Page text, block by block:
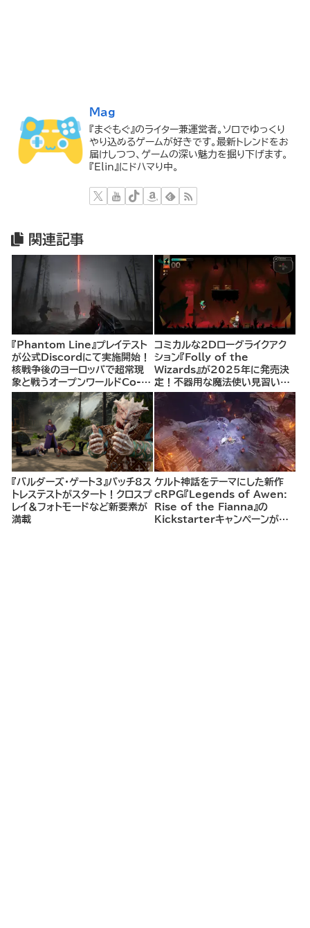
Mag
『まぐもぐ』のライター兼運営者。ソロでゆっくり
やり込めるゲームが好きです。最新トレンドをお
届けしつつ、ゲームの深い魅力を掘り下げます。
『Elin』にドハマり中。
関連記事
『Phantom Line』プレイテスト
が公式Discordにて実施開始！
核戦争後のヨーロッパで超常現
象と戦うオープンワールドCo-
opシューター
コミカルな2Dローグライクアク
ション『Folly of the
Wizards』が2025年に発売決
定！不器用な魔法使い見習いと
して、ランダム生成ダンジョンを
探索し、世界を救う冒険へ。
『バルダーズ・ゲート3』パッチ8ス
トレステストがスタート！クロスプ
レイ＆フォトモードなど新要素が
満載
ケルト神話をテーマにした新作
cRPG『Legends of Awen:
Rise of the Fianna』の
Kickstarterキャンペーンがま